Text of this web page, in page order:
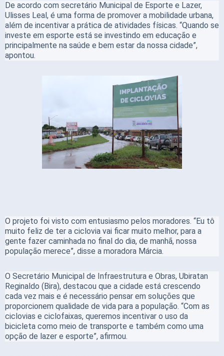
De acordo com secretário Municipal de Esporte e Lazer,
Ulisses Leal, é uma forma de promover a mobilidade urbana,
além de incentivar a prática de atividades físicas. “Quando se
investe em esporte está se investindo em educação e
principalmente na saúde e bem estar da nossa cidade”,
apontou.
O projeto foi visto com entusiasmo pelos moradores. “Eu tô
muito feliz de ter a ciclovia vai ficar muito melhor, para a
gente fazer caminhada no final do dia, de manhã, nossa
população merece”, disse a moradora Márcia.
O Secretário Municipal de Infraestrutura e Obras, Ubiratan
Reginaldo (Bira), destacou que a cidade está crescendo
cada vez mais e é necessário pensar em soluções que
proporcionem qualidade de vida para a população. “Com as
ciclovias e ciclofaixas, queremos incentivar o uso da
bicicleta como meio de transporte e também como uma
opção de lazer e esporte”, afirmou.